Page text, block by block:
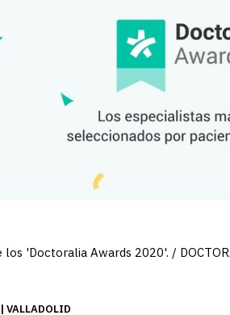
los 'Doctoralia Awards 2020'. /
VALLADOLID